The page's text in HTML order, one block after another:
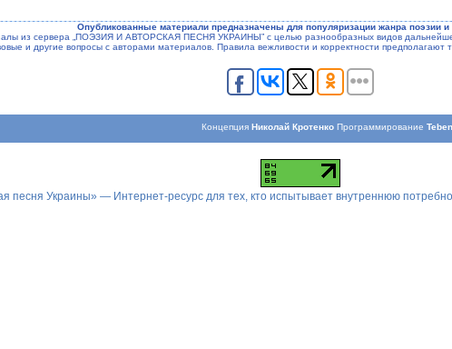
Опубликованные материали предназначены для популяризации жанра поэзии и
из сервера „ПОЭЗИЯ И АВТОРСКАЯ ПЕСНЯ УКРАИНЫ” с целью разнообразных видов
и другие вопросы с авторами материалов. Правила вежливости и корректности предполагают
КонцепцияНиколай Кротенко Программирование
песня Украины» — Интернет-ресурс для тех, кто испытывает внутреннюю